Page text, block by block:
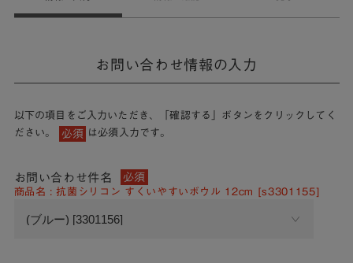
お問い合わせ情報の入力
以下の項目をご入力いただき、「確認する」ボタンをクリックしてく
ださい。
必須 は必須入力です。
お問い合わせ件名 必須
商品名 : 抗菌シリコン すくいやすいボウル 12cm [s3301155]